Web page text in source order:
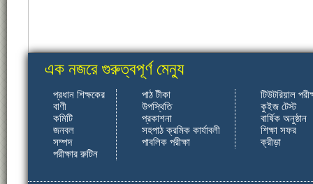
এক নজরে গুরুত্বপূর্ণ মেন্যু
প্রধান শিক্ষকের
বাণী
কমিটি
জনবল
সম্পদ
পরীক্ষার রুটিন
পাঠ টীকা
উপস্থিতি
প্রকাশনা
সহপাঠ ক্রমিক কার্যাবলী
পাবলিক পরীক্ষা
টিউটরিয়াল
কুইজ টেস্ট
বার্ষিক অনুষ্ঠান
শিক্ষা সফর
ক্রীড়া